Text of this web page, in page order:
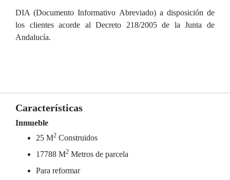
DIA (Documento Informativo Abreviado) a disposición de
los clientes acorde al Decreto 218/2005 de la Junta de
Andalucía.
Características
Inmueble
25 M2 Construidos
17788 M2 Metros de parcela
Para reformar